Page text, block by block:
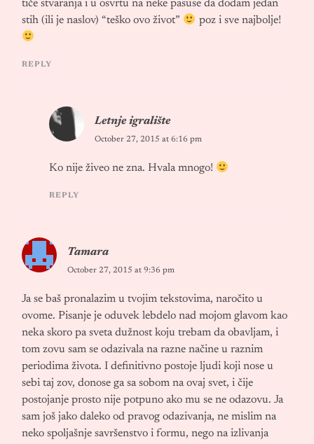
tiče stvaranja i u osvrtu na neke pasuse da dodam jedan
stih (ili je naslov) “teško ovo život”
poz i sve najbolje!
REPLY
Letnje igralište
October 27, 2015 at 6:16 pm
Ko nije živeo ne zna. Hvala mnogo!
REPLY
Tamara
October 27, 2015 at 9:36 pm
Ja se baš pronalazim u tvojim tekstovima, naročito u
ovome. Pisanje je oduvek lebdelo nad mojom glavom kao
neka skoro pa sveta dužnost koju trebam da obavljam, i
tom zovu sam se odazivala na razne načine u raznim
periodima života. I definitivno postoje ljudi koji nose u
sebi taj zov, donose ga sa sobom na ovaj svet, i čije
postojanje prosto nije potpuno ako mu se ne odazovu. Ja
sam još jako daleko od pravog odazivanja, ne mislim na
neko spoljašnje savršenstvo i formu, nego na izlivanja